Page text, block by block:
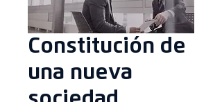
Constitución de
una nueva